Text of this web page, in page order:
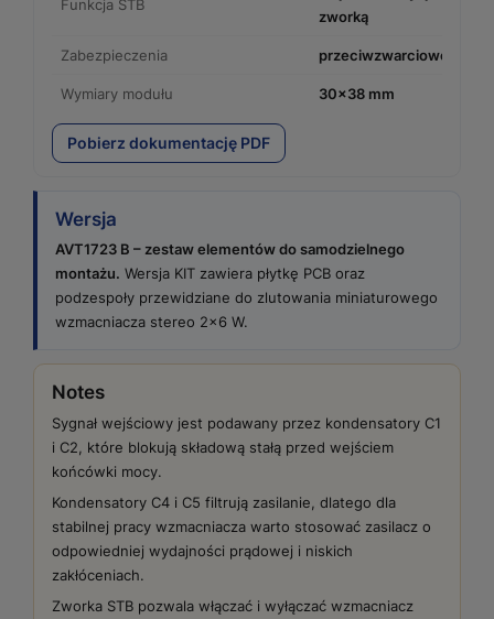
Funkcja STB
zworką
Zabezpieczenia przeciwzwarciowe i
Wymiary modułu 30×38 mm
Pobierz dokumentację PDF
Wersja
AVT1723 B – zestaw elementów do samodzielnego
montażu. Wersja KIT zawiera płytkę PCB oraz
podzespoły przewidziane do zlutowania miniaturowego
wzmacniacza stereo 2×6 W.
Notes
Sygnał wejściowy jest podawany przez kondensatory C1
i C2, które blokują składową stałą przed wejściem
końcówki mocy.
Kondensatory C4 i C5 filtrują zasilanie, dlatego dla
stabilnej pracy wzmacniacza warto stosować zasilacz o
odpowiedniej wydajności prądowej i niskich
zakłóceniach.
Zworka STB pozwala włączać i wyłączać wzmacniacz